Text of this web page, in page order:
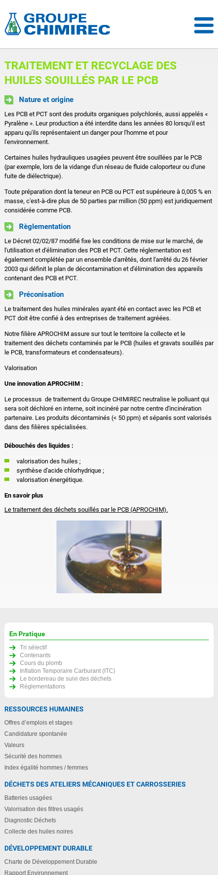
TRAITEMENT ET RECYCLAGE DES
HUILES SOUILLÉS PAR LE PCB
Nature et origine
Les PCB et PCT sont des produits organiques polychlorés, aussi appelés «
Pyralène ». Leur production a été interdite dans les années 80 lorsqu'il est
apparu qu'ils représentaient un danger pour l'homme et pour
l'environnement.
Certaines huiles hydrauliques usagées peuvent être souillées par le PCB
(par exemple, lors de la vidange d'un réseau de fluide caloporteur ou d'une
fuite de diélectrique).
Toute préparation dont la teneur en PCB ou PCT est supérieure à 0,005 % en
masse, c'est-à-dire plus de 50 parties par million (50 ppm) est juridiquement
considérée comme PCB.
Règlementation
Le Décret 02/02/87 modifié fixe les conditions de mise sur le marché, de
l'utilisation et d'élimination des PCB et PCT. Cette réglementation est
également complétée par un ensemble d'arrêtés, dont l'arrêté du 26 février
2003 qui définit le plan de décontamination et d'élimination des appareils
contenant des PCB et PCT.
Préconisation
Le traitement des huiles minérales ayant été en contact avec les PCB et
PCT doit être confié à des entreprises de traitement agréées.
Notre filière APROCHIM assure sur tout le territoire la collecte et le
traitement des déchets contaminés par le PCB (huiles et gravats souillés par
le PCB, transformateurs et condensateurs).
Valorisation
Une innovation APROCHIM :
Le processus de traitement du Groupe CHIMIREC neutralise le polluant qui
sera soit déchloré en interne, soit incinéré par notre centre d'incinération
partenaire. Les produits décontaminés (< 50 ppm) et séparés sont valorisés
dans des filières spécialisées.
Débouchés des liquides :
valorisation des huiles ;
synthèse d'acide chlorhydrique ;
valorisation énergétique.
En savoir plus
Le traitement des déchets souillés par le PCB (APROCHIM).
En Pratique
Tri sélectif
Contenants
Cours du plomb
Inflation Temporaire Carburant (ITC)
Le bordereau de suivi des déchets
Règlementations
RESSOURCES HUMAINES
Offres d’emplois et stages
Candidature spontanée
Valeurs
Sécurité des hommes
Index égalité hommes / femmes
DÉCHETS DES ATELIERS MÉCANIQUES ET CARROSSERIES
Batteries usagées
Valorisation des filtres usagés
Diagnostic Déchets
Collecte des huiles noires
DÉVELOPPEMENT DURABLE
Charte de Développement Durable
Rapport Environnement